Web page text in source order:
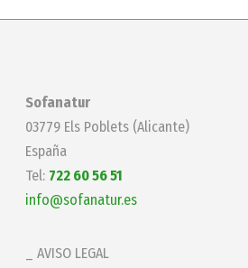
Sofanatur
03779 Els Poblets (Alicante)
España
Tel: 722 60 56 51
info@sofanatur.es
AVISO LEGAL